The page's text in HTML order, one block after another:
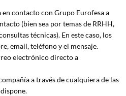
en contacto con Grupo Eurofesa a
(bien sea por temas de RRHH,
técnicas). En este caso, los
email, teléfono y el mensaje.
electrónico directo a
a través de cualquiera de las